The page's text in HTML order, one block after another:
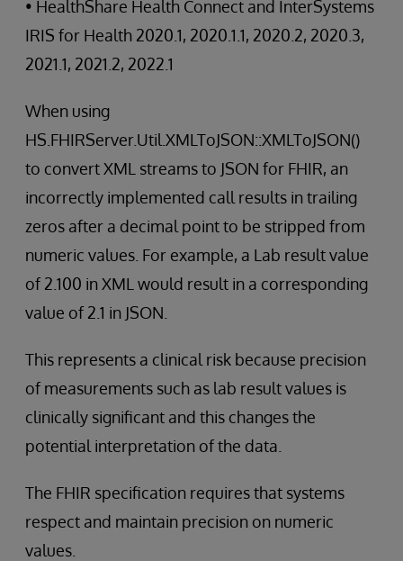
• HealthShare Health Connect and InterSystems
IRIS for Health 2020.1, 2020.1.1, 2020.2, 2020.3,
2021.1, 2021.2, 2022.1
When using
HS.FHIRServer.Util.XMLToJSON::XMLToJSON()
to convert XML streams to JSON for FHIR, an
incorrectly implemented call results in trailing
zeros after a decimal point to be stripped from
numeric values. For example, a Lab result value
of 2.100 in XML would result in a corresponding
value of 2.1 in JSON.
This represents a clinical risk because precision
of measurements such as lab result values is
clinically significant and this changes the
potential interpretation of the data.
The FHIR specification requires that systems
respect and maintain precision on numeric
values.